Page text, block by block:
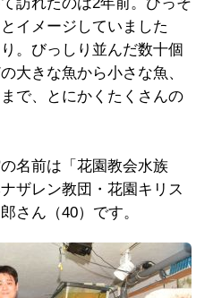
イメージしていました
。びっしり並んだ数十個
大きな魚から小さな魚、
で、とにかくたくさんの
名前は「花園教会水族
ザレン教団・花園キリス
さん（40）です。